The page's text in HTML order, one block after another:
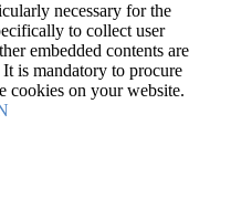
necessary for the
to collect user
embedded contents are
is mandatory to procure
cookies on your website.